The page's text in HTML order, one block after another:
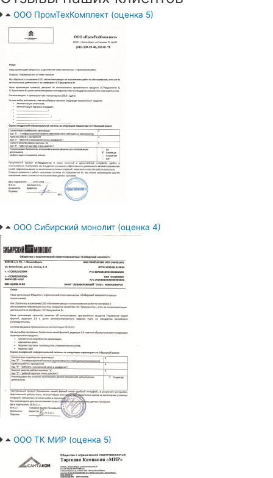
ООО ПромТехКомплект (оценка 5)
ООО Сибирский монолит (оценка 4)
ООО ТК МИР (оценка 5)